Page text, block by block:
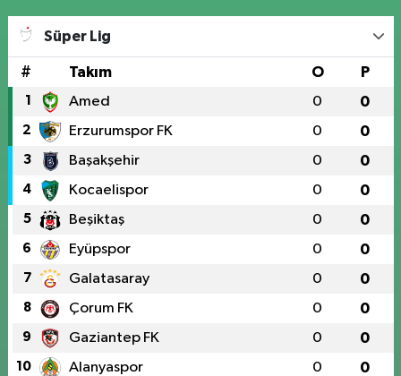
Süper Lig
# Takım O P
1 Amed 0 0
2 Erzurumspor FK 0 0
3 Başakşehir 0 0
4 Kocaelispor 0 0
5 Beşiktaş 0 0
6 Eyüpspor 0 0
7 Galatasaray 0 0
8 Çorum FK 0 0
9 Gaziantep FK 0 0
10 Alanyaspor 0 0